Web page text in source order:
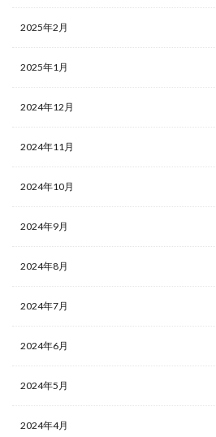
2025年2月
2025年1月
2024年12月
2024年11月
2024年10月
2024年9月
2024年8月
2024年7月
2024年6月
2024年5月
2024年4月